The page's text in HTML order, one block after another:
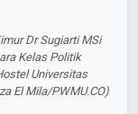
Dr Sugiarti MSi
Kelas Politik
Universitas
El Mila/PWMU.CO)